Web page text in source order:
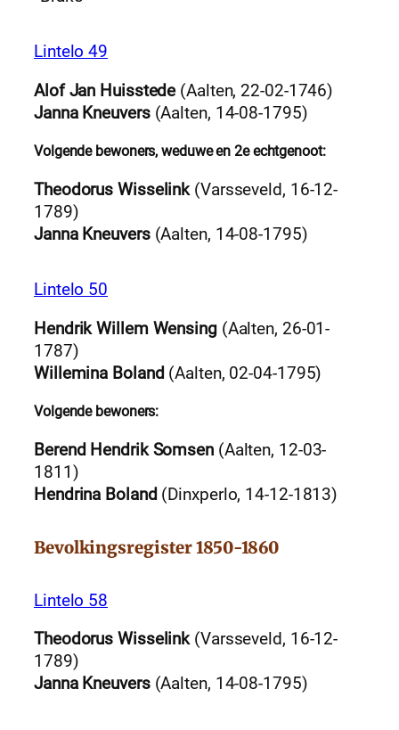
Lintelo 49
Alof Jan Huisstede(Aalten, 22-02-1746)
Janna Kneuvers(Aalten, 14-08-1795)
Volgende bewoners, weduwe en 2e echtgenoot:
Theodorus Wisselink(Varsseveld, 16-12-
1789)
Janna Kneuvers(Aalten, 14-08-1795)
Lintelo 50
Hendrik Willem Wensing(Aalten, 26-01-
1787)
Willemina Boland (Aalten, 02-04-1795)
Volgende bewoners:
Berend Hendrik Somsen(Aalten, 12-03-
1811)
Hendrina Boland (Dinxperlo, 14-12-1813)
Bevolkingsregister 1850-1860
Lintelo 58
Theodorus Wisselink(Varsseveld, 16-12-
1789)
Janna Kneuvers(Aalten, 14-08-1795)